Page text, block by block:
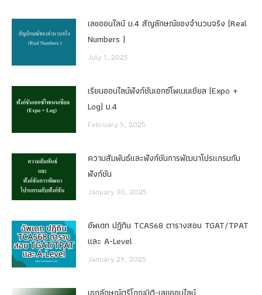
เลขออนไลน์ ม.4 สัญลักษณ์ของจำนวนจริง (Real
Numbers )
July 1, 2025
เรียนออนไลน์ฟังก์ชันเอกซ์โพเนนเชียล (Expo +
Log) ม.4
February 5, 2025
ความสัมพันธ์และฟังก์ชันการพัฒนาโปรแกรมกับ
ฟังก์ชัน
January 30, 2025
อัพเดท ปฏิทิน TCAS68 ตารางสอบ TGAT/TPAT
และ A-Level
January 29, 2025